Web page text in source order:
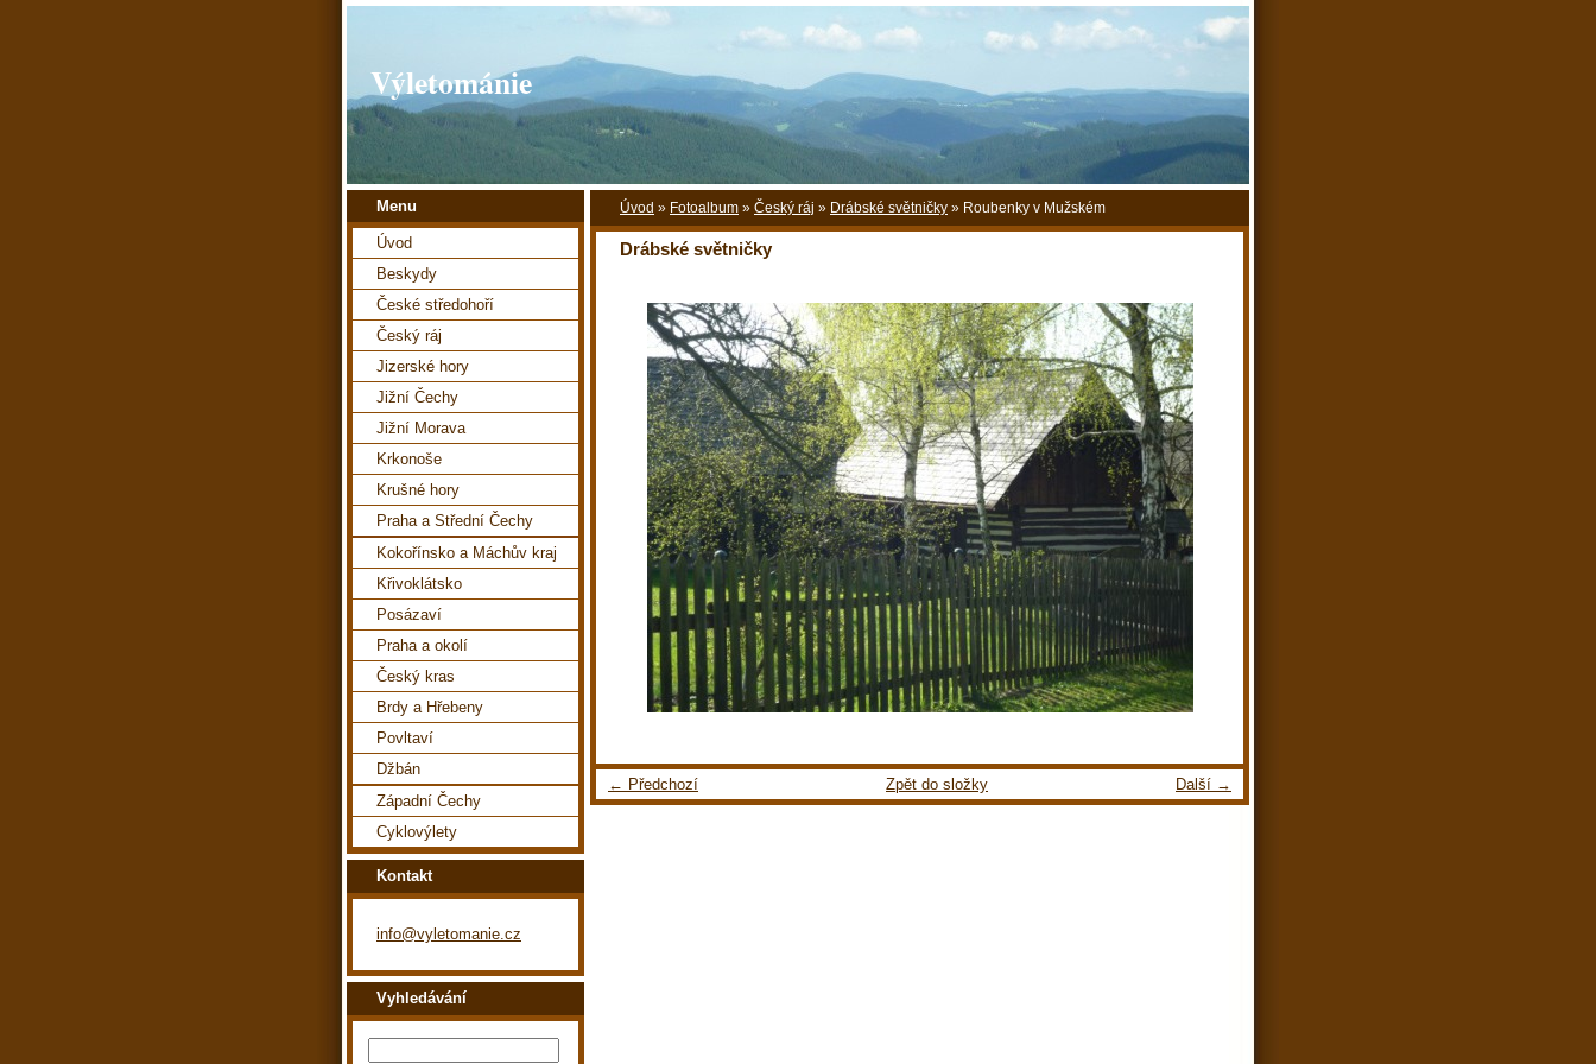
Výletománie
Úvod » Fotoalbum » Český ráj » Drábské světničky » Roubenky v Mužském
Drábské světničky
← Předchozí Další →
Zpět do složky
Menu
Úvod
Beskydy
České středohoří
Český ráj
Jizerské hory
Jižní Čechy
Jižní Morava
Krkonoše
Krušné hory
Praha a Střední Čechy
Kokořínsko a Máchův kraj
Křivoklátsko
Posázaví
Praha a okolí
Český kras
Brdy a Hřebeny
Povltaví
Džbán
Západní Čechy
Cyklovýlety
Kontakt
info@vyletomanie.cz
Vyhledávání